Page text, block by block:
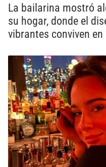
La bailarina mostró
su hogar, donde el
vibrantes conviven